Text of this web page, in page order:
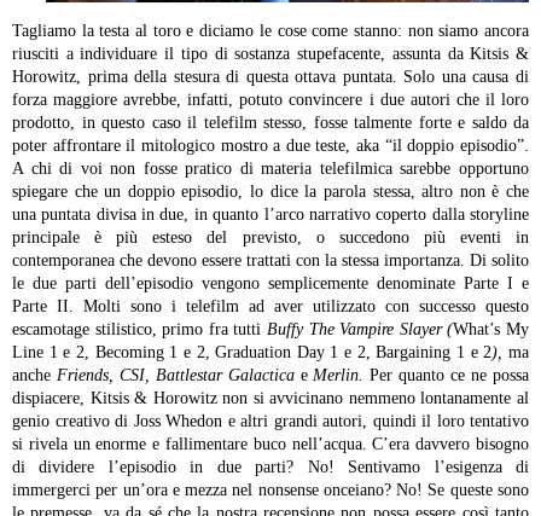
Tagliamo la testa al toro e diciamo le cose come stanno: non siamo ancora
riusciti a individuare il tipo di sostanza stupefacente, assunta da Kitsis &
Horowitz, prima della stesura di questa ottava puntata. Solo una causa di
forza maggiore avrebbe, infatti, potuto convincere i due autori che il loro
prodotto, in questo caso il telefilm stesso, fosse talmente forte e saldo da
poter affrontare il mitologico mostro a due teste, aka “il doppio episodio”.
A chi di voi non fosse pratico di materia telefilmica sarebbe opportuno
spiegare che un doppio episodio, lo dice la parola stessa, altro non è che
una puntata divisa in due, in quanto l’arco narrativo coperto dalla storyline
principale è più esteso del previsto, o succedono più eventi in
contemporanea che devono essere trattati con la stessa importanza. Di solito
le due parti dell’episodio vengono semplicemente denominate Parte I e
Parte II. Molti sono i telefilm ad aver utilizzato con successo questo
escamotage stilistico, primo fra tutti Buffy The Vampire Slayer (What’s My
Line 1 e 2, Becoming 1 e 2, Graduation Day 1 e 2, Bargaining 1 e 2),ma
anche Friends, CSI, Battlestar GalacticaeMerlin.Per quanto ce ne possa
dispiacere, Kitsis & Horowitz non si avvicinano nemmeno lontanamente al
genio creativo di Joss Whedon e altri grandi autori, quindi il loro tentativo
si rivela un enorme e fallimentare buco nell’acqua. C’era davvero bisogno
di dividere l’episodio in due parti? No! Sentivamo l’esigenza di
immergerci per un’ora e mezza nel nonsense onceiano? No! Se queste sono